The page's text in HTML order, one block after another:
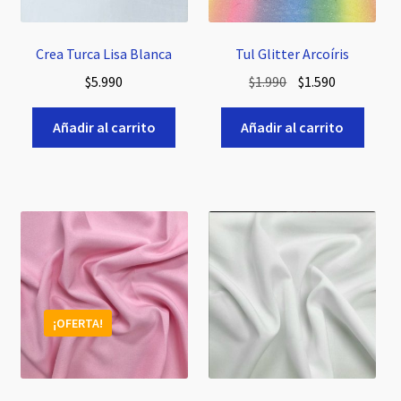
Crea Turca Lisa Blanca
$5.990
Añadir al carrito
Tul Glitter Arcoíris
$1.990 El
original
era:
$1.590
actual
es:
Añadir al carrito
¡OFERTA!